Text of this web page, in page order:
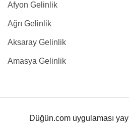
Afyon Gelinlik
Ağrı Gelinlik
Aksaray Gelinlik
Amasya Gelinlik
Düğün.com uygulaması